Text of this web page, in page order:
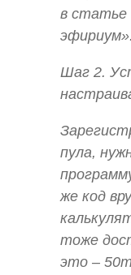
в статье
эфириум».
Шаг 2.
пула,
же код
тоже
это –